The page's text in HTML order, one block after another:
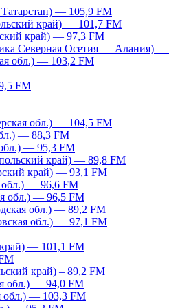
— 105,9 FM
край) — 101,7 FM
край) — 97,3 FM
Северная Осетия — Алания)
обл.) — 103,2 FM
FM
обл.) — 104,5 FM
— 88,3 FM
— 95,3 FM
край) — 89,8 FM
край) — 93,1 FM
обл.) — 96,6 FM
обл.) — 96,5 FM
обл.) — 89,2 FM
обл.) — 97,1 FM
— 101,1 FM
край) – 89,2 FM
обл.) — 94,0 FM
обл.) — 103,3 FM